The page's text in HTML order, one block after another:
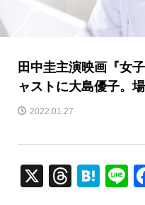
田中圭主演映画『女
ャストに大島優子。
2022.01.27
X
T
H
Li